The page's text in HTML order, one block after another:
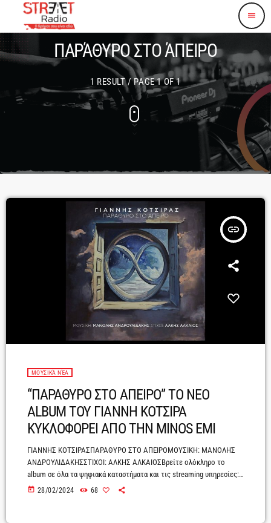
menu
ΠΑΡΆΘΥΡΟ ΣΤΟ ΆΠΕΙΡΟ
1 RESULT / PAGE 1 OF 1
insert_link
ΜΟΥΣΙΚΆ ΝΈΑ
“ΠΑΡΑΘΥΡΟ ΣΤΟ ΑΠΕΙΡΟ” ΤΟ ΝΕΟ
ALBUM ΤΟΥ ΓΙΑΝΝΗ ΚΟΤΣΙΡΑ
ΚΥΚΛΟΦΟΡΕΙ ΑΠΟ ΤΗΝ MINOS EMI
ΓΙΑΝΝΗΣ ΚΟΤΣΙΡΑΣΠΑΡΑΘΥΡΟ ΣΤΟ ΑΠΕΙΡΟΜΟΥΣΙΚΗ: ΜΑΝΟΛΗΣ
ΑΝΔΡΟΥΛΙΔΑΚΗΣΣΤΙΧΟΙ: ΑΛΚΗΣ ΑΛΚΑΙΟΣΒρείτε ολόκληρο το
album σε όλα τα ψηφιακά καταστήματα και τις streaming υπηρεσίες:
https://YiannisKotsiras.lnk.to/ParathiroStoApiroΠάει καιρός που η
today 28/02/2024 68